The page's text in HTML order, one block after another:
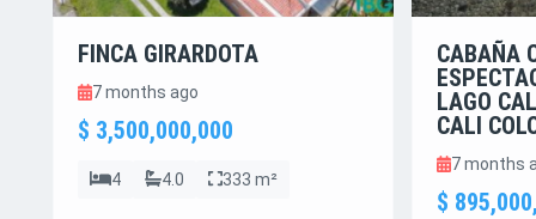
FINCA GIRARDOTA
7 months ago
$ 3,500,000,000
4 4.0 333 m²
CABAÑA
LAGO
CALI
7 months
$